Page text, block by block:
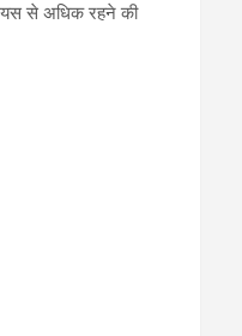
से अधिक रहने की